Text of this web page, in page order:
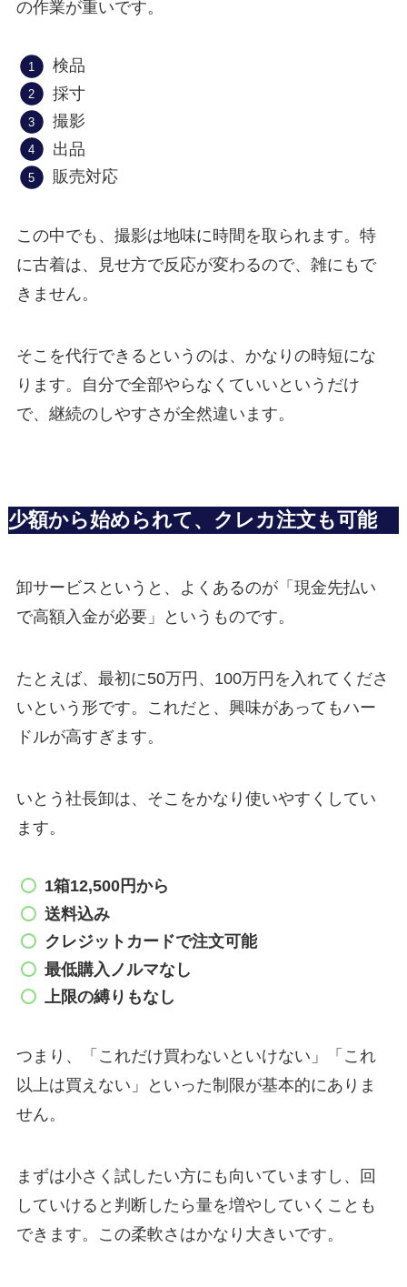
の作業が重いです。
検品
採寸
撮影
出品
販売対応
この中でも、撮影は地味に時間を取られます。特
に古着は、見せ方で反応が変わるので、雑にもで
きません。
そこを代行できるというのは、かなりの時短にな
ります。自分で全部やらなくていいというだけ
で、継続のしやすさが全然違います。
少額から始められて、クレカ注文も可能
卸サービスというと、よくあるのが「現金先払い
で高額入金が必要」というものです。
たとえば、最初に50万円、100万円を入れてくださ
いという形です。これだと、興味があってもハー
ドルが高すぎます。
いとう社長卸は、そこをかなり使いやすくしてい
ます。
1箱12,500円から
送料込み
クレジットカードで注文可能
最低購入ノルマなし
上限の縛りもなし
つまり、「これだけ買わないといけない」「これ
以上は買えない」といった制限が基本的にありま
せん。
まずは小さく試したい方にも向いていますし、回
していけると判断したら量を増やしていくことも
できます。この柔軟さはかなり大きいです。